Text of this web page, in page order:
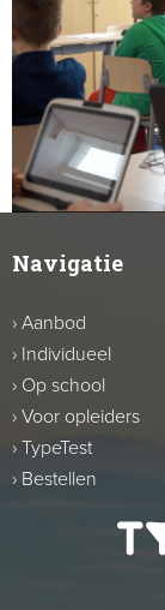
Navigatie
› Aanbod
› Individueel
› Op school
› Voor opleiders
› TypeTest
› Bestellen